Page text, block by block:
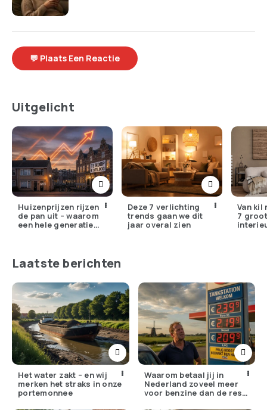
💬 Plaats Een Reactie
Uitgelicht
Huizenprijzen rijzen
de pan uit – waarom
een hele generatie
Deze 7 verlichting
trends gaan we dit
jaar overal zien
Van kil
7
Laatste berichten
Het water zakt – en wij
merken het straks in onze
portemonnee
Waarom betaal jij in
Nederland zoveel meer
voor benzine dan de rest